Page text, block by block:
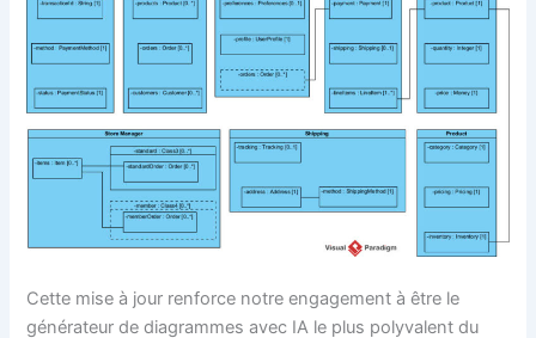
Cette mise à jour renforce notre engagement à être le
générateur de diagrammes avec IA le plus polyvalent du